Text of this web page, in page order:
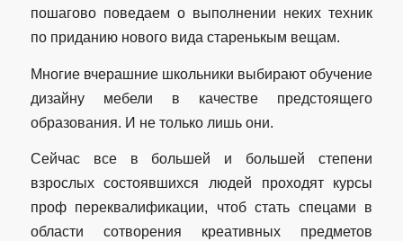
пошагово поведаем о выполнении неких техник
по приданию нового вида старенькым вещам.
Многие вчерашние школьники выбирают обучение
дизайну мебели в качестве предстоящего
образования. И не только лишь они.
Сейчас все в большей и большей степени
взрослых состоявшихся людей проходят курсы
проф переквалификации, чтоб стать спецами в
области сотворения креативных предметов